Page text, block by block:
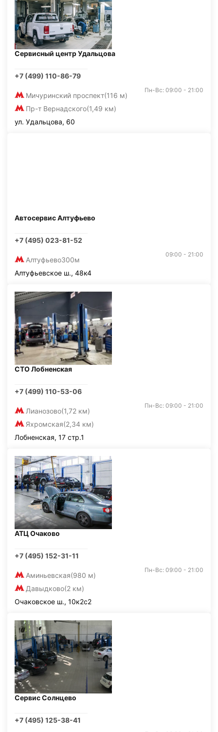
Сервисный центр Удальцова
+7 (499) 110-86-79
Мичуринский проспект(116 м)
Пр-т Вернадского(1,49 км)
Пн-Вс: 09:00 - 21:00
ул. Удальцова, 60
Автосервис Алтуфьево
+7 (495) 023-81-52
Алтуфьево300м
09:00 - 21:00
Алтуфьевское ш., 48к4
СТО Лобненская
+7 (499) 110-53-06
Лианозово(1,72 км)
Яхромская(2,34 км)
Пн-Вс: 09:00 - 21:00
Лобненская, 17 стр.1
АТЦ Очаково
+7 (495) 152-31-11
Аминьевская(980 м)
Давыдково(2 км)
Пн-Вс: 09:00 - 21:00
Очаковское ш., 10к2с2
Сервис Солнцево
+7 (495) 125-38-41